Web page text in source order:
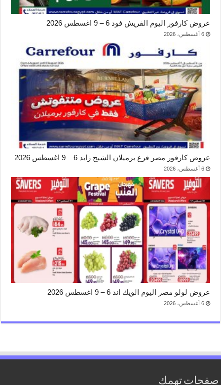
عروض كارفور اليوم الفريش فود 6 – 9 اغسطس 2026
6 أغسطس، 2026
عروض كارفور مصر فرع برميلان الشيخ زايد 6 – 9 اغسطس 2026
6 أغسطس، 2026
عروض لولو مصر اليوم الويك اند 6 – 9 اغسطس 2026
6 أغسطس، 2026
صفحات تهمك